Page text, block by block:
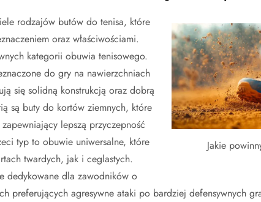
Jakie
rodzajów butów do tenisa, które
oraz właściwościami.
kategorii obuwia tenisowego.
do gry na nawierzchniach
się solidną konstrukcją oraz dobrą
są buty do kortów ziemnych, które
lepszą przyczepność
typ to obuwie uniwersalne, które
twardych, jak i ceglastych.
dedykowane dla zawodników o
preferujących agresywne ataki po bardziej defensywnych